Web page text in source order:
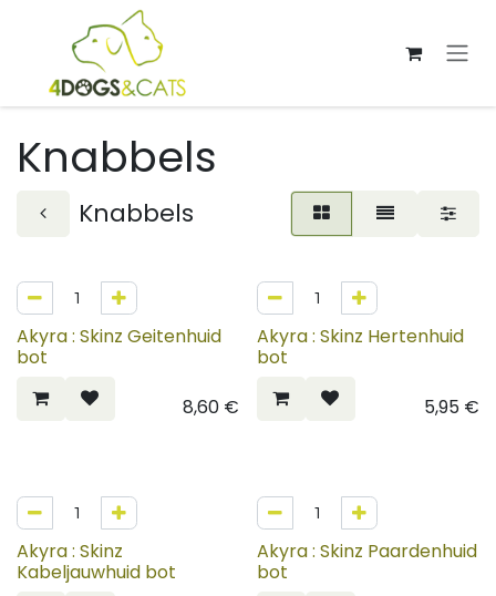
Overslaan naar inhoud
Knabbels
Knabbels
Akyra : Skinz Geitenhuid
bot
8,60€
Akyra : Skinz Hertenhuid
bot
5,95€
Akyra : Skinz
Kabeljauwhuid bot
Akyra : Skinz Paardenhuid
bot